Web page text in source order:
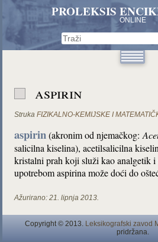
PROLEKSIS
ONLINE
aspirin
Struka FIZIKALNO-KEMIJSKE I
aspirin(akronim od njemačkog:
salicilna kiselina), acetilsalicilna
kristalni prah koji služi kao analgetik
upotrebom aspirina može doći do
Ažurirano: 21. lipnja 2013.
Copyright © 2013. Leksikografski zavod
pridržana.